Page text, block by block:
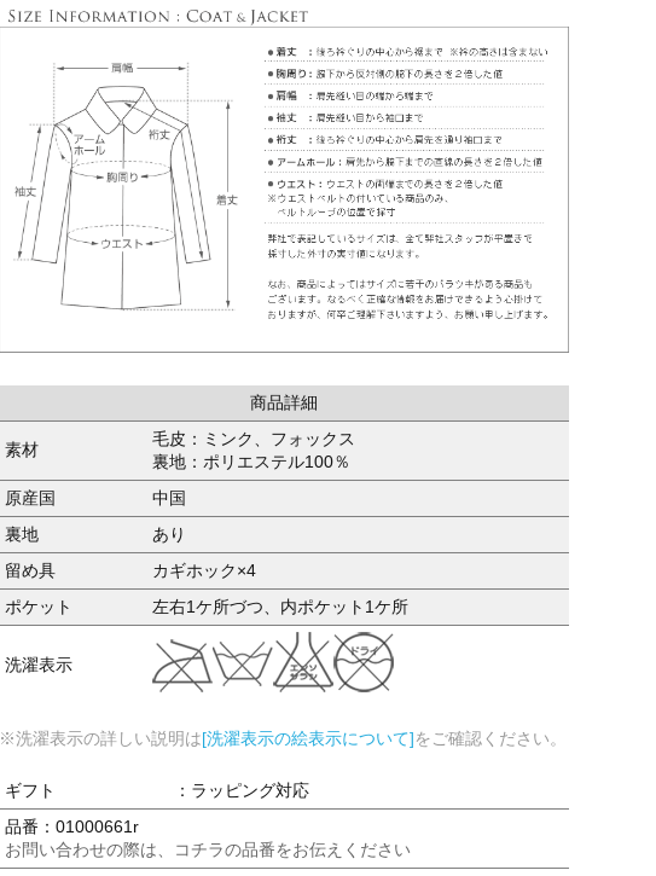
商品詳細
素材
毛皮：ミンク、フォックス
裏地：ポリエステル100％
原産国
中国
裏地
あり
留め具
カギホック×4
ポケット
左右1ケ所づつ、内ポケット1ケ所
洗濯表示
※洗濯表示の詳しい説明は[洗濯表示の絵表示について]をご確認ください。
ギフト
：ラッピング対応
品番：01000661r
お問い合わせの際は、コチラの品番をお伝えください